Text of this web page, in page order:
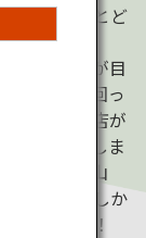
司と聞くとど
寿司職人が目
レーンで回っ
彩な寿司店が
司も存在しま
獲れる富山
！日本でしか
ましょう！